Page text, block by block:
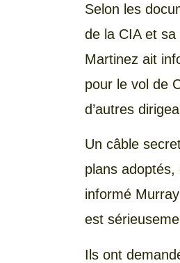
Selon les
de la CIA et
Martinez ait
pour le vol de
d’autres
Un câble
plans adoptés,
informé
est
Ils ont